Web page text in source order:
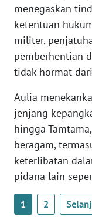
menegaskan
ketentuan
militer,
pemberhentian
tidak hormat
Aulia
jenjang
hingga
beragam,
keterlibatan
pidana lain
1 2
WN
NTT
WN
KEPRI
WN
WN
PAPUA
BARAT
WN
RIAU